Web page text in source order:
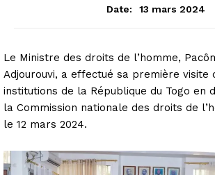
Date:
13 mars 2024
Le Ministre des droits de l’homme,
Adjourouvi, a effectué sa première visite
institutions de la République du Togo en
la Commission nationale des droits de
le 12 mars 2024.